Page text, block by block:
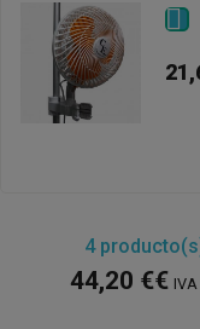

4
44,20 €€